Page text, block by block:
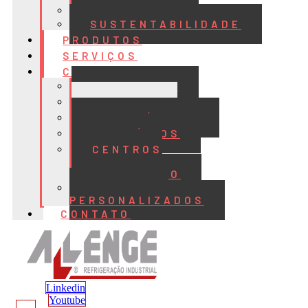
SUSTENTABILIDADE
PRODUTOS
SERVIÇOS
CASES
ALIMENTOS
BEBIDAS
FRIGORÍFICOS
LATICÍNIOS
CENTROS
DISTRIBUIÇÃO
PERSONALIZADOS
CONTATO
Linkedin
Youtube